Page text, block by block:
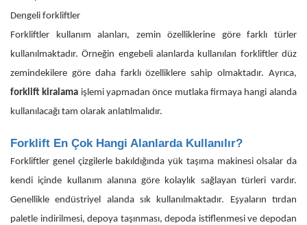
Dengeli forkliftler
Forkliftler kullanım alanları, zemin özelliklerine göre farklı türler
kullanılmaktadır. Örneğin engebeli alanlarda kullanılan forkliftler düz
zemindekilere göre daha farklı özelliklere sahip olmaktadır. Ayrıca,
forklift kiralama işlemi yapmadan önce mutlaka firmaya hangi alanda
kullanılacağı tam olarak anlatılmalıdır.
Forklift En Çok Hangi Alanlarda Kullanılır?
Forkliftler genel çizgilerle bakıldığında yük taşıma makinesi olsalar da
kendi içinde kullanım alanına göre kolaylık sağlayan türleri vardır.
Genellikle endüstriyel alanda sık kullanılmaktadır. Eşyaların tırdan
paletle indirilmesi, depoya taşınması, depoda istiflenmesi ve depodan